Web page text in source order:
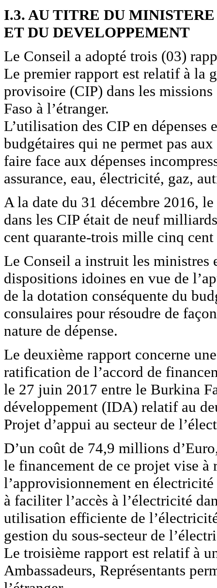
I.3. AU TITRE DU
ET DU DEVELOPPEMENT
Le Conseil a adopté trois (03)
Le premier rapport est relatif à la
provisoire (CIP) dans les
Faso à l’étranger.
L’utilisation des CIP en dépenses
budgétaires qui ne permet pas
faire face aux dépenses
assurance, eau, électricité, gaz,
A la date du 31 décembre 2016,
dans les CIP était de neuf
cent quarante-trois mille cinq
Le Conseil a instruit les ministres
dispositions idoines en vue de
de la dotation conséquente du
consulaires pour résoudre de
nature de dépense.
Le deuxième rapport concerne
ratification de l’accord de
le 27 juin 2017 entre le Burkina
développement (IDA) relatif au
Projet d’appui au secteur de
D’un coût de 74,9 millions
le financement de ce projet vise à
l’approvisionnement en
à faciliter l’accès à l’électricité
utilisation efficiente de
gestion du sous-secteur de
Le troisième rapport est relatif à
Ambassadeurs, Représentants